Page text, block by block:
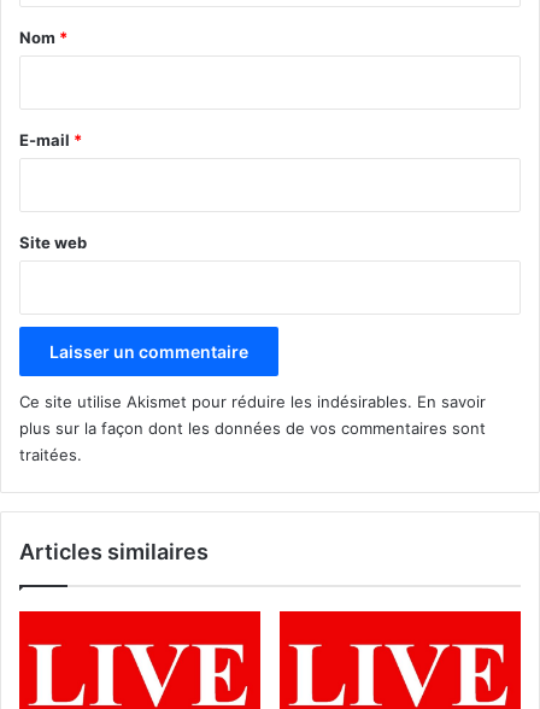
a
e
Nom *
E-mail *
Site web
Ce site utilise Akismet pour réduire les indésirables. En savoir
plus sur la façon dont les données de vos commentaires sont
traitées.
Articles similaires